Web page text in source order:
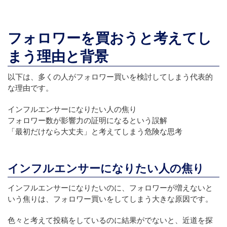
フォロワーを買おうと考えてし
まう理由と背景
以下は、多くの人がフォロワー買いを検討してしまう代表的
な理由です。
インフルエンサーになりたい人の焦り
フォロワー数が影響力の証明になるという誤解
「最初だけなら大丈夫」と考えてしまう危険な思考
インフルエンサーになりたい人の焦り
インフルエンサーになりたいのに、フォロワーが増えないと
いう焦りは、フォロワー買いをしてしまう大きな原因です。
色々と考えて投稿をしているのに結果がでないと、近道を探